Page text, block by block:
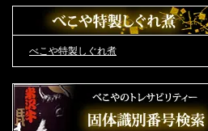
べこや特製しぐれ煮